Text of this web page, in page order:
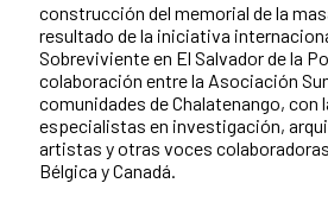
construcción del memorial de la
resultado de la iniciativa
Sobreviviente en El Salvador de la
colaboración entre la Asociación
comunidades de Chalatenango, con
especialistas en investigación,
artistas y otras voces
Bélgica y Canadá.